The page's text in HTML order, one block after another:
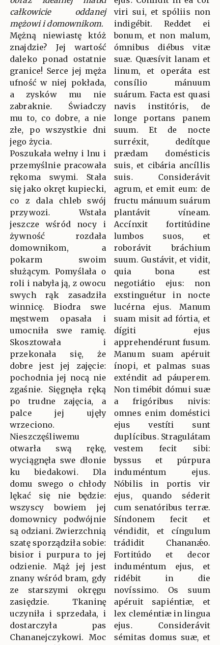
całkowicie oddanej
mężowi i domownikom.
Mężną niewiastę któż
znajdzie? Jej wartość
daleko ponad ostatnie
granice! Serce jej męża
ufność w niej pokłada,
a zysków mu nie
zabraknie. Świadczy
mu to, co dobre, a nie
złe, po wszystkie dni
jego życia.
Poszukała wełny i lnu i
przemyślnie pracowała
rękoma swymi. Stała
się jako okręt kupiecki,
co z dala chleb swój
przywozi. Wstała
jeszcze wśród nocy i
żywność rozdała
domownikom, a
pokarm swoim
służącym. Pomyślała o
roli i nabyła ją, z owocu
swych rąk zasadziła
winnicę. Biodra swe
męstwem opasała i
umocniła swe ramię.
Skosztowała i
przekonała się, że
dobre jest jej zajęcie:
pochodnia jej nocą nie
zgaśnie. Sięgnęła ręką
po trudne zajęcia, a
palce jej ujęły
wrzeciono.
Nieszczęśliwemu
otwarła swą rękę,
wyciągnęła swe dłonie
ku biedakowi. Dla
domu swego o chłody
lękać się nie będzie:
wszyscy bowiem jej
domownicy podwójnie
są odziani. Zwierzchnią
szatę sporządziła sobie:
bisior i purpura to jej
odzienie. Mąż jej jest
znany wśród bram, gdy
ze starszymi okręgu
zasiędzie. Tkaninę
uczyniła i sprzedała, i
dostarczyła pas
Chananejczykowi. Moc
viri sui, et spóliis non
indigébit. Reddet ei
bonum, et non malum,
ómnibus diébus vitæ
suæ. Quæsívit lanam et
linum, et operáta est
consílio mánuum
suárum. Facta est quasi
navis institóris, de
longe portans panem
suum. Et de nocte
surréxit, dedítque
prædam domésticis
suis, et cibária ancíllis
suis. Considerávit
agrum, et emit eum: de
fructu mánuum suárum
plantávit víneam.
Accínxit fortitúdine
lumbos suos, et
roborávit bráchium
suum. Gustávit, et vidit,
quia bona est
negotiátio ejus: non
exstinguétur in nocte
lucérna ejus. Manum
suam misit ad fórtia, et
dígiti ejus
apprehendérunt fusum.
Manum suam apéruit
ínopi, et palmas suas
exténdit ad páuperem.
Non timébit dómui suæ
a frigóribus nivis:
omnes enim doméstici
ejus vestíti sunt
duplícibus. Stragulátam
vestem fecit sibi:
byssus et púrpura
induméntum ejus.
Nóbilis in portis vir
ejus, quando séderit
cum senatóribus terræ.
Síndonem fecit et
véndidit, et cíngulum
trádidit Chananǽo.
Fortitúdo et decor
induméntum ejus, et
ridébit in die
novíssimo. Os suum
apéruit sapiéntiæ, et
lex cleméntiæ in lingua
ejus. Considerávit
sémitas domus suæ, et